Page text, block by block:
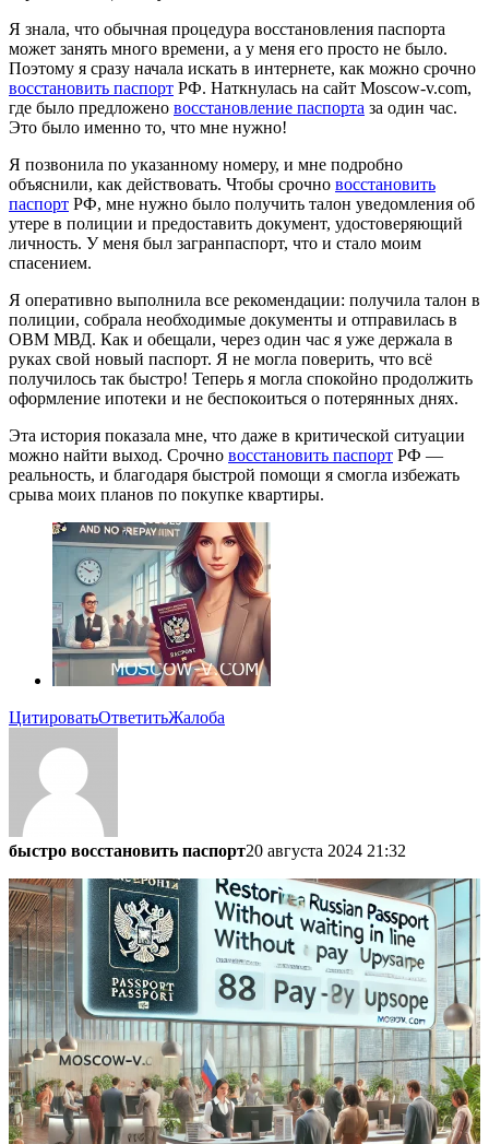
Я знала, что обычная процедура восстановления паспорта
может занять много времени, а у меня его просто не было.
Поэтому я сразу начала искать в интернете, как можно срочно
восстановить паспорт РФ. Наткнулась на сайт Moscow-v.com,
где было предложено восстановление паспорта за один час.
Это было именно то, что мне нужно!
Я позвонила по указанному номеру, и мне подробно
объяснили, как действовать. Чтобы срочно восстановить
паспорт РФ, мне нужно было получить талон уведомления об
утере в полиции и предоставить документ, удостоверяющий
личность. У меня был загранпаспорт, что и стало моим
спасением.
Я оперативно выполнила все рекомендации: получила талон в
полиции, собрала необходимые документы и отправилась в
ОВМ МВД. Как и обещали, через один час я уже держала в
руках свой новый паспорт. Я не могла поверить, что всё
получилось так быстро! Теперь я могла спокойно продолжить
оформление ипотеки и не беспокоиться о потерянных днях.
Эта история показала мне, что даже в критической ситуации
можно найти выход. Срочно восстановить паспорт РФ —
реальность, и благодаря быстрой помощи я смогла избежать
срыва моих планов по покупке квартиры.
ЦитироватьОтветитьЖалоба
быстро восстановить паспорт20 августа 2024 21:32